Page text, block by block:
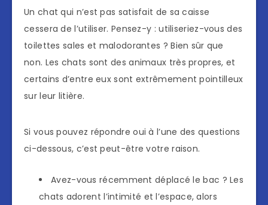
Un chat qui n’est pas satisfait de sa caisse
cessera de l’utiliser. Pensez-y : utiliseriez-vous des
toilettes sales et malodorantes ? Bien sûr que
non. Les chats sont des animaux très propres, et
certains d’entre eux sont extrêmement pointilleux
sur leur litière.
Si vous pouvez répondre oui à l’une des questions
ci-dessous, c’est peut-être votre raison.
Avez-vous récemment déplacé le bac ? Les
chats adorent l’intimité et l’espace, alors